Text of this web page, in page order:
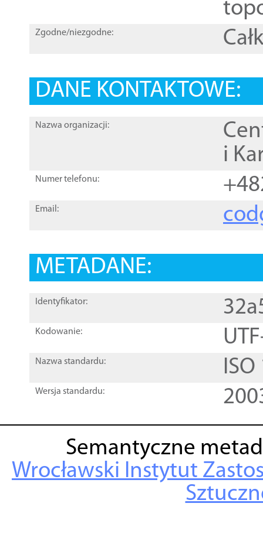
Zgodne/niezgodne:
DANE KONTAKTOWE:
Nazwa organizacji:
i
Numer telefonu:
Email:
METADANE:
Identyfikator:
Kodowanie:
Nazwa standardu:
Wersja standardu:
Semantyczne
Wrocławski Instytut